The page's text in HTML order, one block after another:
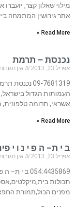
מילוי שאלון קצר,
אתר גירושין המתמחה
Read More »
נכנסת – תרמת
אפריל 23, 2013 אין
09-7681319
העמותות הגדול
אשראי, תרומה
Read More »
ב י ת– ה פ י נ ו י
אפריל 23, 2013 אין
054:4435869
תכולות
מפנים הכול,תמורת